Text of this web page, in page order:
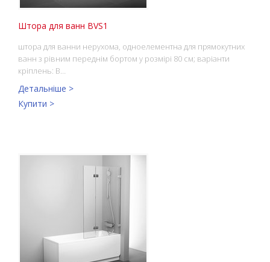
Штора для ванн BVS1
штора для ванни нерухома, одноелементна для прямокутних
ванн з рівним переднім бортом у розмірі 80 см; варіанти
кріплень: B…
Детальніше >
Купити >